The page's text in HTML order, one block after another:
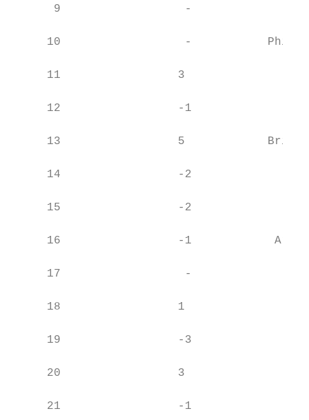
9                  -
10                  -
11                 3
12                 -1
13                 5
14                 -2
15                 -2
16                 -1
17                  -
18                 1
19                 -3
20                 3
21                 -1